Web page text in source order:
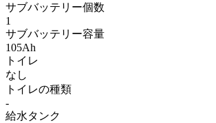
サブバッテリー個数
1
サブバッテリー容量
105Ah
トイレ
なし
トイレの種類
-
給水タンク